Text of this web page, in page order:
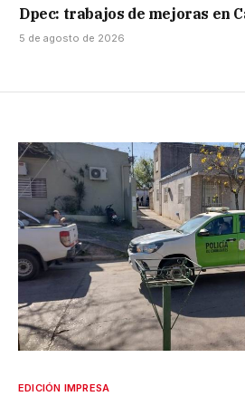
Dpec: trabajos de mejoras en
5 de agosto de 2026
EDICIÓN IMPRESA